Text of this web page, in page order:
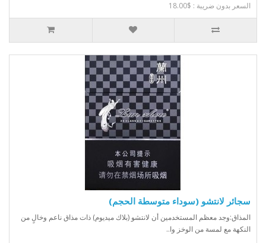
السعر بدون ضريبة : $18.00
سجائر لانتشو (سوداء متوسطة الحجم)
المذاق:وجد معظم المستخدمين أن لانتشو (بلاك ميديوم) ذات مذاق ناعم وخالٍ من
النكهة مع لمسة من الوخز وا..